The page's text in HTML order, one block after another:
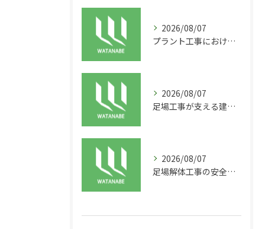
2026/08/07
プラント工事における足場工事の安全対策と施工の重要性
2026/08/07
足場工事が支える建物の長寿命化と外装塗装の重要性
2026/08/07
足場解体工事の安全性と効率化のポイント